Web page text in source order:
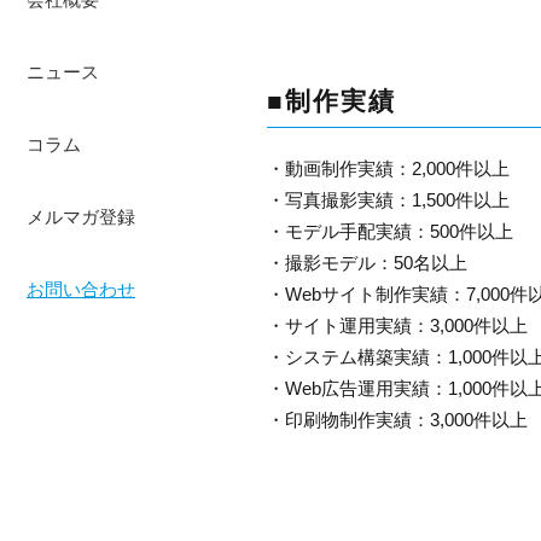
ニュース
コラム
メルマガ登録
お問い合わせ
■制作実績
・動画制作実績：2,000件以上
・写真撮影実績：1,500件以上
・モデル手配実績：500件以上
・撮影モデル：50名以上
・Webサイト制作実績：7,000件
・サイト運用実績：3,000件以上
・システム構築実績：1,000件以
・Web広告運用実績：1,000件以
・印刷物制作実績：3,000件以上